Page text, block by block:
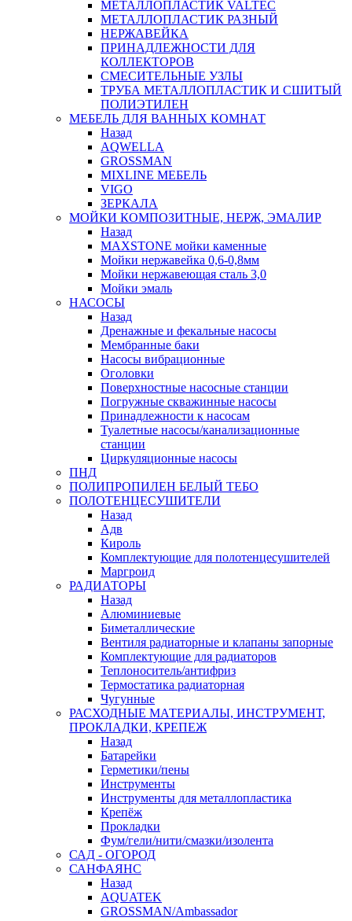
МЕТАЛЛОПЛАСТИК VALTEC
МЕТАЛЛОПЛАСТИК РАЗНЫЙ
НЕРЖАВЕЙКА
ПРИНАДЛЕЖНОСТИ ДЛЯ
КОЛЛЕКТОРОВ
СМЕСИТЕЛЬНЫЕ УЗЛЫ
ТРУБА МЕТАЛЛОПЛАСТИК И СШИТЫЙ
ПОЛИЭТИЛЕН
МЕБЕЛЬ ДЛЯ ВАННЫХ КОМНАТ
Назад
AQWELLA
GROSSMAN
MIXLINE МЕБЕЛЬ
VIGO
ЗЕРКАЛА
МОЙКИ КОМПОЗИТНЫЕ, НЕРЖ, ЭМАЛИР
Назад
MAXSTONE мойки каменные
Мойки нержавейка 0,6-0,8мм
Мойки нержавеющая сталь 3,0
Мойки эмаль
НАСОСЫ
Назад
Дренажные и фекальные насосы
Мембранные баки
Насосы вибрационные
Оголовки
Поверхностные насосные станции
Погружные скважинные насосы
Принадлежности к насосам
Туалетные насосы/канализационные
станции
Циркуляционные насосы
ПНД
ПОЛИПРОПИЛЕН БЕЛЫЙ ТЕБО
ПОЛОТЕНЦЕСУШИТЕЛИ
Назад
Адв
Кироль
Комплектующие для полотенцесушителей
Маргроид
РАДИАТОРЫ
Назад
Алюминиевые
Биметаллические
Вентиля радиаторные и клапаны запорные
Комплектующие для радиаторов
Теплоноситель/антифриз
Термостатика радиаторная
Чугунные
РАСХОДНЫЕ МАТЕРИАЛЫ, ИНСТРУМЕНТ,
ПРОКЛАДКИ, КРЕПЕЖ
Назад
Батарейки
Герметики/пены
Инструменты
Инструменты для металлопластика
Крепёж
Прокладки
Фум/гели/нити/смазки/изолента
САД - ОГОРОД
САНФАЯНС
Назад
AQUATEK
GROSSMAN/Ambassador